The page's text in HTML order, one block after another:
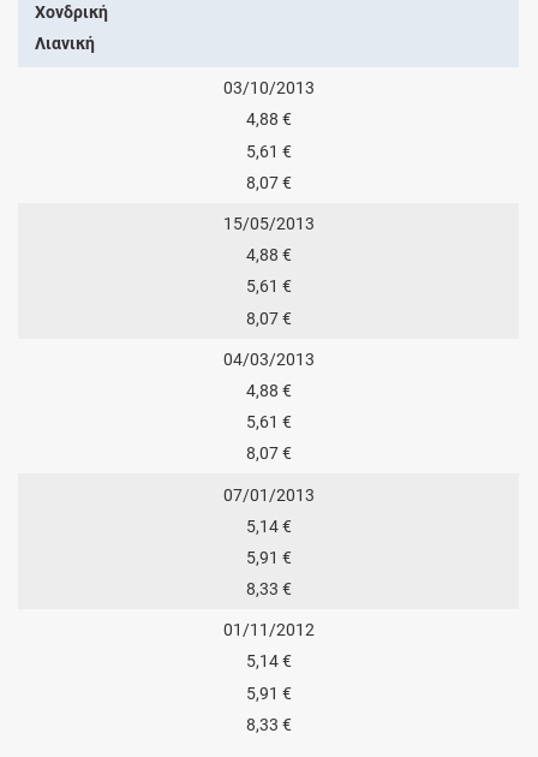
Χονδρική
Λιανική
03/10/2013
4,88 €
5,61 €
8,07 €
15/05/2013
4,88 €
5,61 €
8,07 €
04/03/2013
4,88 €
5,61 €
8,07 €
07/01/2013
5,14 €
5,91 €
8,33 €
01/11/2012
5,14 €
5,91 €
8,33 €